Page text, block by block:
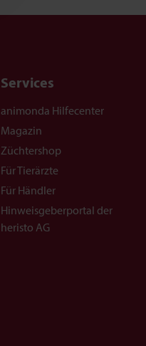
Services
animonda Hilfecenter
Magazin
Züchtershop
Für Tierärzte
Für Händler
Hinweisgeberportal der
heristo AG